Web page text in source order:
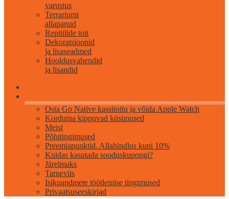
varustus
Terrariumi
allapanud
Reptiilide toit
Dekoratsioonid
ja lisaseadmed
Hooldusvahendid
ja lisandid
Osta Go Native kassitoitu ja võida Apple Watch
Korduma kippuvad küsimused
Meist
Põhitingimused
Preemiapunktid. Allahindlus kuni 10%
Kuidas kasutada sooduskupongi?
Järelmaks
Tarneviis
Isikuandmete töötlemise tingimused
Privaatsuseeskirjad